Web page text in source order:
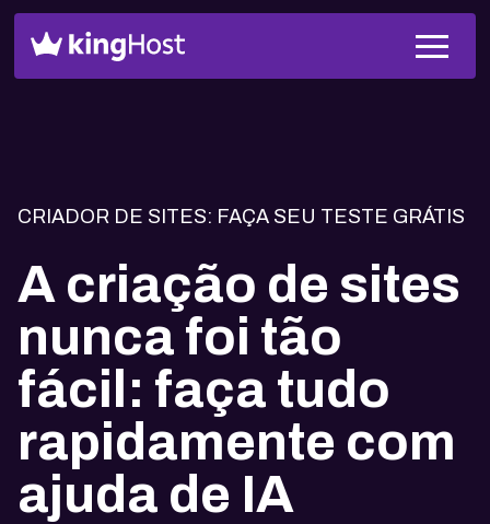
CRIADOR DE SITES: FAÇA SEU TESTE GRÁTIS
A criação de sites
nunca foi tão
fácil: faça tudo
rapidamente com
ajuda de IA